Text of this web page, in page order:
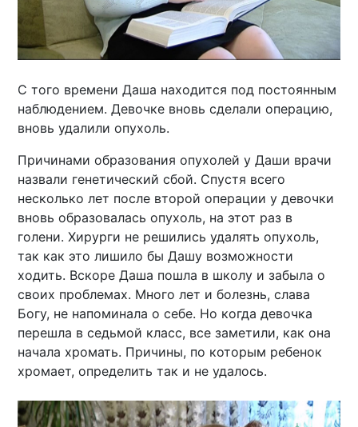
С того времени Даша находится под постоянным
наблюдением. Девочке вновь сделали операцию,
вновь удалили опухоль.
Причинами образования опухолей у Даши врачи
назвали генетический сбой. Спустя всего
несколько лет после второй операции у девочки
вновь образовалась опухоль, на этот раз в
голени. Хирурги не решились удалять опухоль,
так как это лишило бы Дашу возможности
ходить. Вскоре Даша пошла в школу и забыла о
своих проблемах. Много лет и болезнь, слава
Богу, не напоминала о себе. Но когда девочка
перешла в седьмой класс, все заметили, как она
начала хромать. Причины, по которым ребенок
хромает, определить так и не удалось.